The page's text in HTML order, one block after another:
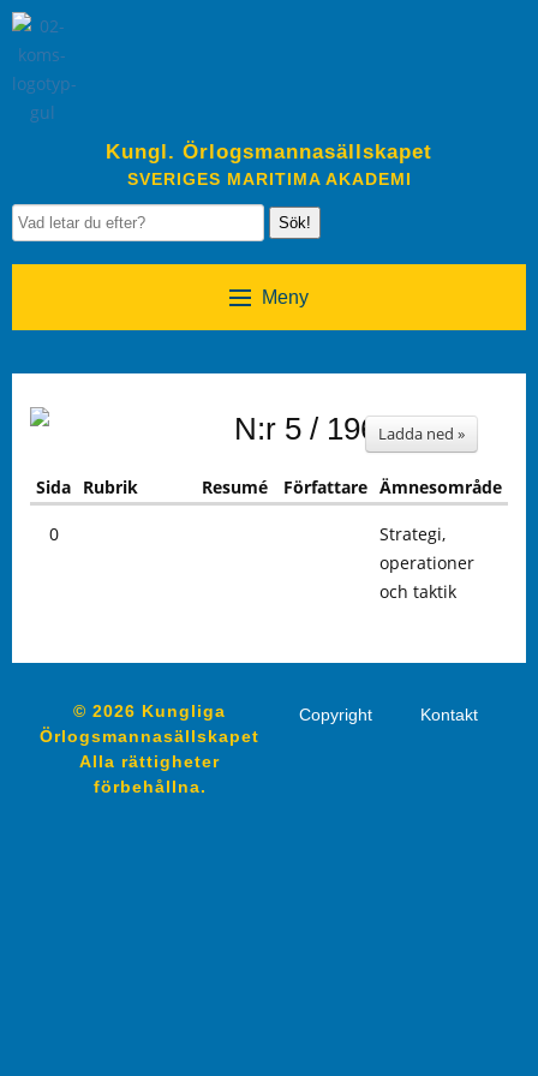
Kungl. Örlogsmannasällskapet
SVERIGES MARITIMA AKADEMI
Sök!
Meny
N:r 5 / 1968Ladda ned »
Sida Rubrik Resumé Författare Ämnesområde
0
Strategi,
operationer
och taktik
© 2026 Kungliga
Örlogsmannasällskapet
Alla rättigheter
förbehållna.
Copyright Kontakt